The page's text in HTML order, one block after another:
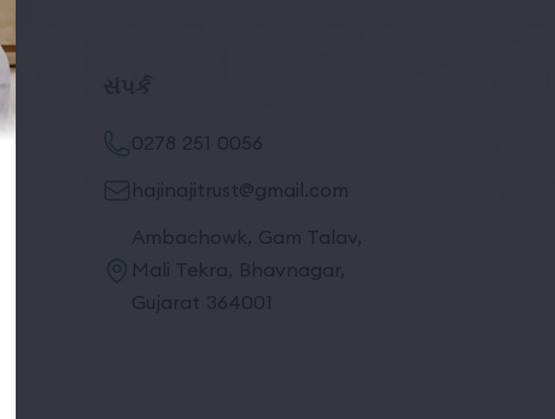
0278 251 0056
hajinajitrust@gmail.com
Ambachowk, Gam Talav,
Mali Tekra, Bhavnagar,
Gujarat 364001